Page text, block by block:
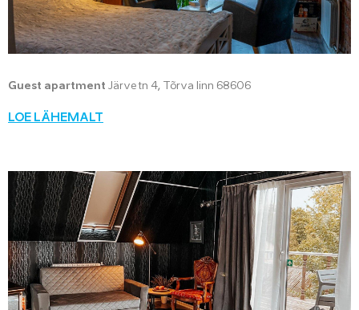
Guest apartment Järve tn 4, Tõrva linn 68606
LOE LÄHEMALT